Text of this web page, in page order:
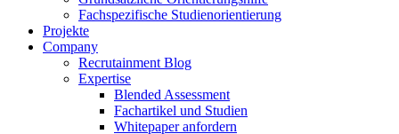
Fachspezifische Studienorientierung
Projekte
Company
Recrutainment Blog
Expertise
Blended Assessment
Fachartikel und Studien
Whitepaper anfordern